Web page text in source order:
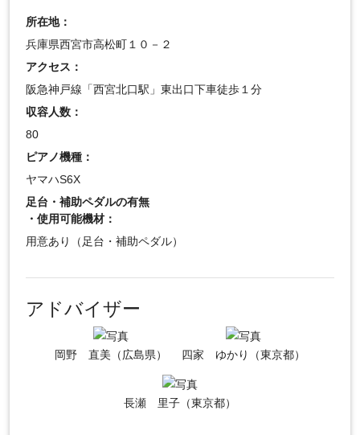
所在地：
兵庫県西宮市高松町１０－２
アクセス：
阪急神戸線「西宮北口駅」東出口下車徒歩１分
収容人数：
80
ピアノ機種：
ヤマハS6X
足台・補助ペダルの有無
・使用可能機材：
用意あり（足台・補助ペダル）
アドバイザー
岡野 直美（広島県） 四家 ゆかり（東京都）
長瀬 里子（東京都）